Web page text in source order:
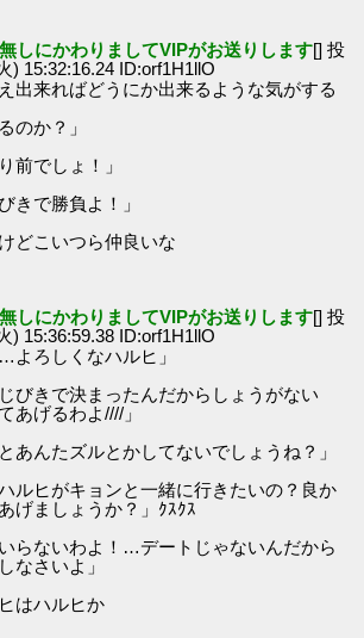
しにかわりましてVIPがお送りします[] 投
) 15:32:16.24 ID:orf1H1llO
出来ればどうにか出来るような気がする
のか？」
前でしょ！」
きで勝負よ！」
どこいつら仲良いな
しにかわりましてVIPがお送りします[] 投
) 15:36:59.38 ID:orf1H1llO
よろしくなハルヒ」
びきで決まったんだからしょうがない
あげるわよ////」
あんたズルとかしてないでしょうね？」
ルヒがキョンと一緒に行きたいの？良か
げましょうか？」ｸｽｸｽ
らないわよ！…デートじゃないんだから
なさいよ」
はハルヒか